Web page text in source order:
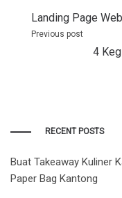
Post
navigation
Landing Page
Previous post
4
RECENT POSTS
Buat Takeaway Kuliner
Paper Bag Kantong